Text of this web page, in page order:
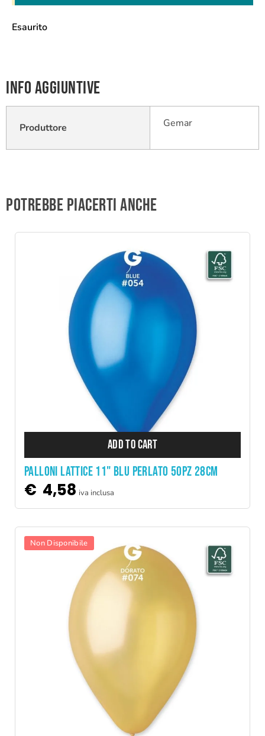
Esaurito
Info aggiuntive
Produttore Gemar
Potrebbe piacerti anche
ADD TO CART
PALLONI LATTICE 11" BLU PERLATO 50PZ 28CM
€ 4,58 iva inclusa
Non Disponibile